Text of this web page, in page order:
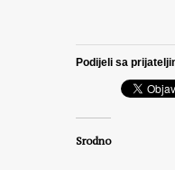
Podijeli sa
Srodno